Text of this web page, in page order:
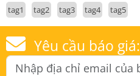
tag1 tag2 tag3 tag4 tag5
Yêu cầu báo giá: